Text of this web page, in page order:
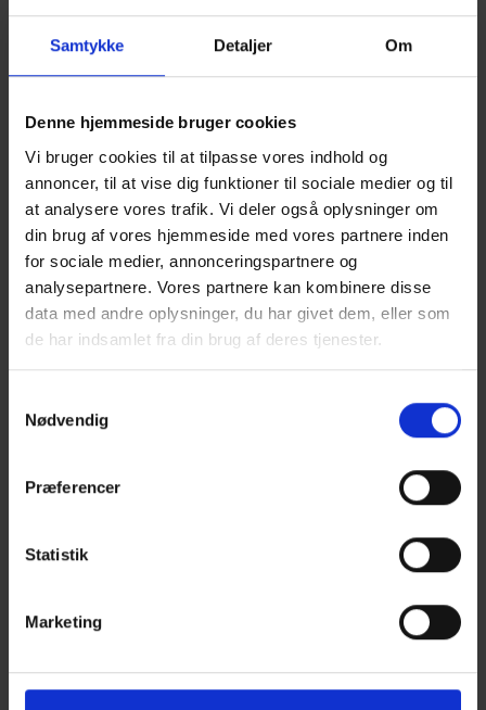
Samtykke Detaljer Om
Denne hjemmeside bruger cookies
Vi bruger cookies til at tilpasse vores indhold og
annoncer, til at vise dig funktioner til sociale medier og til
at analysere vores trafik. Vi deler også oplysninger om
din brug af vores hjemmeside med vores partnere inden
for sociale medier, annonceringspartnere og
analysepartnere. Vores partnere kan kombinere disse
data med andre oplysninger, du har givet dem, eller som
de har indsamlet fra din brug af deres tjenester.
Nødvendig
Præferencer
Statistik
Marketing
SMD 240
Læs mere